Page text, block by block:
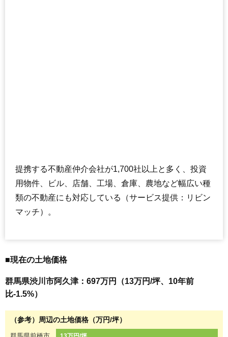
提携する不動産仲介会社が1,700社以上と多く、投資
用物件、ビル、店舗、工場、倉庫、農地など幅広い種
類の不動産にも対応している（サービス提供：リビン
マッチ）。
■現在の土地価格
群馬県渋川市阿久津：697万円（13万円/坪、10年前
比-1.5%）
（参考）周辺の土地価格（万円/坪）